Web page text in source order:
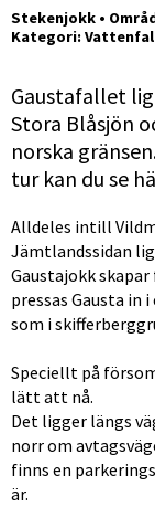
Stekenjokk •
Kategori:
Gaustafallet
Stora Blåsjön
norska
tur kan du se
Alldeles intill
Jämtlandssidan
Gaustajokk
pressas Gausta in
som i
Speciellt på
lätt att nå.
Det ligger längs
norr om
finns en
är.